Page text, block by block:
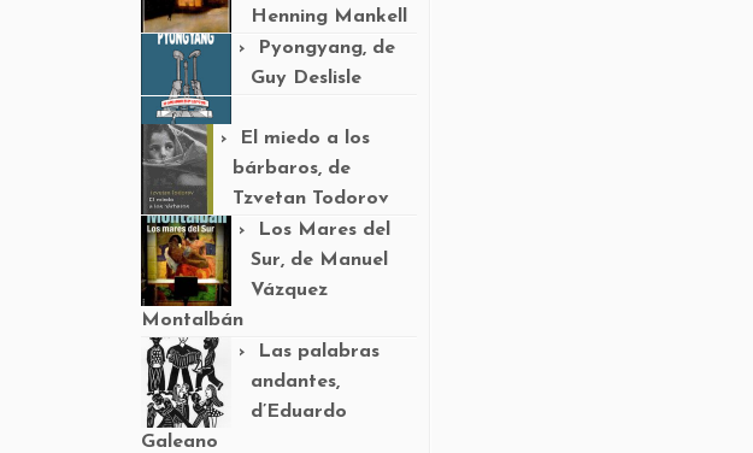
Henning Mankell
Pyongyang, de
Guy Deslisle
El miedo a los
bárbaros, de
Tzvetan Todorov
Los Mares del
Sur, de Manuel
Vázquez
Montalbán
Las palabras
andantes,
d’Eduardo
Galeano